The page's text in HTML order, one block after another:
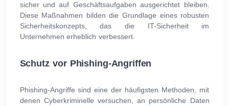
sicher und auf Geschäftsaufgaben ausgerichtet bleiben.
Diese Maßnahmen bilden die Grundlage eines robusten
Sicherheitskonzepts, das die IT-Sicherheit im
Unternehmen erheblich verbessert.
Schutz vor Phishing-Angriffen
Phishing-Angriffe sind eine der häufigsten Methoden, mit
denen Cyberkriminelle versuchen, an persönliche Daten